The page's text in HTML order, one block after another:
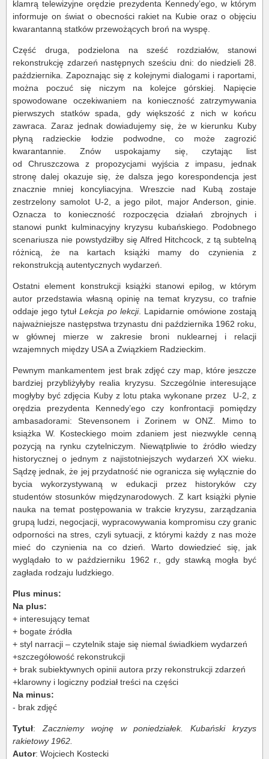
klamrą telewizyjne orędzie prezydenta Kennedy’ego, w którym
informuje on świat o obecności rakiet na Kubie oraz o objęciu
kwarantanną statków przewożących broń na wyspę.
Część druga, podzielona na sześć rozdziałów, stanowi
rekonstrukcję zdarzeń następnych sześciu dni: do niedzieli 28.
października. Zapoznając się z kolejnymi dialogami i raportami,
można poczuć się niczym na kolejce górskiej. Napięcie
spowodowane oczekiwaniem na konieczność zatrzymywania
pierwszych statków spada, gdy większość z nich w końcu
zawraca. Zaraz jednak dowiadujemy się, że w kierunku Kuby
płyną radzieckie łodzie podwodne, co może zagrozić
kwarantannie. Znów uspokajamy się, czytając list
od Chruszczowa z propozycjami wyjścia z impasu, jednak
stronę dalej okazuje się, że dalsza jego korespondencja jest
znacznie mniej koncyliacyjna. Wreszcie nad Kubą zostaje
zestrzelony samolot U-2, a jego pilot, major Anderson, ginie.
Oznacza to konieczność rozpoczęcia działań zbrojnych i
stanowi punkt kulminacyjny kryzysu kubańskiego. Podobnego
scenariusza nie powstydziłby się Alfred Hitchcock, z tą subtelną
różnicą, że na kartach książki mamy do czynienia z
rekonstrukcją autentycznych wydarzeń.
Ostatni element konstrukcji książki stanowi epilog, w którym
autor przedstawia własną opinię na temat kryzysu, co trafnie
oddaje jego tytułLekcja po lekcji. Lapidarnie omówione zostają
najważniejsze następstwa trzynastu dni października 1962 roku,
w głównej mierze w zakresie broni nuklearnej i relacji
wzajemnych między USA a Związkiem Radzieckim.
Pewnym mankamentem jest brak zdjęć czy map, które jeszcze
bardziej przybliżyłyby realia kryzysu. Szczególnie interesujące
mogłyby być zdjęcia Kuby z lotu ptaka wykonane przez U-2, z
orędzia prezydenta Kennedy’ego czy konfrontacji pomiędzy
ambasadorami: Stevensonem i Zorinem w ONZ. Mimo to
książka W. Kosteckiego moim zdaniem jest niezwykle cenną
pozycją na rynku czytelniczym. Niewątpliwie to źródło wiedzy
historycznej o jednym z najistotniejszych wydarzeń XX wieku.
Sądzę jednak, że jej przydatność nie ogranicza się wyłącznie do
bycia wykorzystywaną w edukacji przez historyków czy
studentów stosunków międzynarodowych. Z kart książki płynie
nauka na temat postępowania w trakcie kryzysu, zarządzania
grupą ludzi, negocjacji, wypracowywania kompromisu czy granic
odporności na stres, czyli sytuacji, z którymi każdy z nas może
mieć do czynienia na co dzień. Warto dowiedzieć się, jak
wyglądało to w październiku 1962 r., gdy stawką mogła być
zagłada rodzaju ludzkiego.
Plus minus:
Na plus:
+ interesujący temat
+ bogate źródła
+ styl narracji – czytelnik staje się niemal świadkiem wydarzeń
+szczegółowość rekonstrukcji
+ brak subiektywnych opinii autora przy rekonstrukcji zdarzeń
+klarowny i logiczny podział treści na części
Na minus:
- brak zdjęć
Tytuł: Zaczniemy wojnę w poniedziałek. Kubański kryzys
rakietowy 1962.
Autor: Wojciech Kostecki